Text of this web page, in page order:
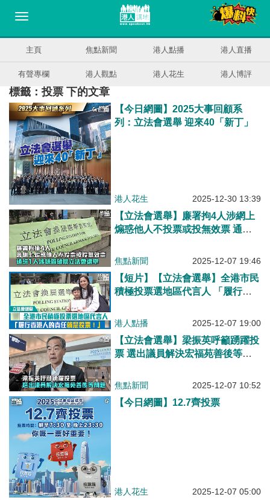
主頁 焦點新聞 港人點播 港人直播
有聲專欄 港人觀點 港人花生 港人博評
標籤：投票 下的文章
【今日網圖】2025大事回顧系
列：立法會選舉 迎來40「新丁」
港人花生 2025-12-30 13:39
【立法會選舉】廉署拘4人涉網上
煽惑他人不投票或投無效票 通緝1
焦點新聞 2025-12-07 19:46
【短片】【立法會選舉】全港市民
積極投票選地區代言人 「履行香
港人點播 2025-12-07 19:00
【立法會選舉】梁振英呼籲踴躍投
票 選出議員解決宏福苑善後等問
焦點新聞 2025-12-07 10:52
【今日網圖】12.7齊投票
港人花生 2025-12-07 05:00